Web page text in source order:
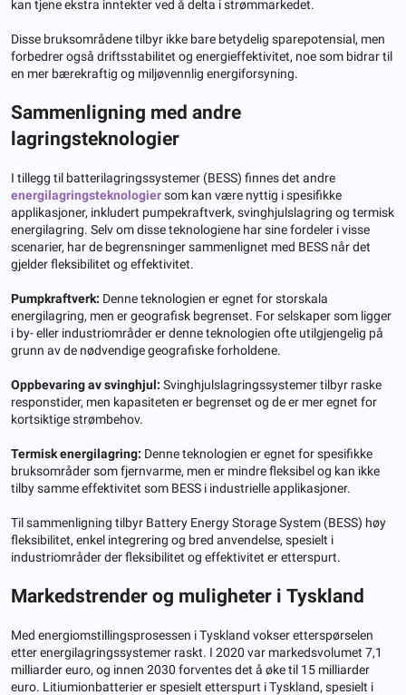
kan tjene ekstra inntekter ved å delta i strømmarkedet.
Disse bruksområdene tilbyr ikke bare betydelig sparepotensial, men
forbedrer også driftsstabilitet og energieffektivitet, noe som bidrar til
en mer bærekraftig og miljøvennlig energiforsyning.
Sammenligning med andre
lagringsteknologier
I tillegg til batterilagringssystemer (BESS) finnes det andre
energilagringsteknologiersom kan være nyttig i spesifikke
applikasjoner, inkludert pumpekraftverk, svinghjulslagring og termisk
energilagring. Selv om disse teknologiene har sine fordeler i visse
scenarier, har de begrensninger sammenlignet med BESS når det
gjelder fleksibilitet og effektivitet.
Pumpkraftverk: Denne teknologien er egnet for storskala
energilagring, men er geografisk begrenset. For selskaper som ligger
i by- eller industriområder er denne teknologien ofte utilgjengelig på
grunn av de nødvendige geografiske forholdene.
Oppbevaring av svinghjul: Svinghjulslagringssystemer tilbyr raske
responstider, men kapasiteten er begrenset og de er mer egnet for
kortsiktige strømbehov.
Termisk energilagring: Denne teknologien er egnet for spesifikke
bruksområder som fjernvarme, men er mindre fleksibel og kan ikke
tilby samme effektivitet som BESS i industrielle applikasjoner.
Til sammenligning tilbyr Battery Energy Storage System (BESS) høy
fleksibilitet, enkel integrering og bred anvendelse, spesielt i
industriområder der fleksibilitet og effektivitet er etterspurt.
Markedstrender og muligheter i Tyskland
Med energiomstillingsprosessen i Tyskland vokser etterspørselen
etter energilagringssystemer raskt. I 2020 var markedsvolumet 7,1
milliarder euro, og innen 2030 forventes det å øke til 15 milliarder
euro. Litiumionbatterier er spesielt etterspurt i Tyskland, spesielt i